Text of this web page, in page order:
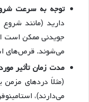
توجه به سرعت
دارید (مانند شروع
جویدنی ممکن است
می‌شوند. قرص‌های
مدت زمان تأثیر
(مثلاً دردهای